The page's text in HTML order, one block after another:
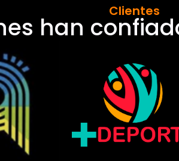
Clientes
han